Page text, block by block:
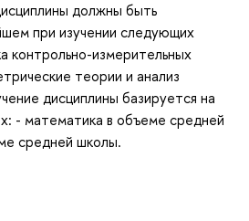
должны быть
при изучении следующих
контрольно-измерительных
теории и анализ
дисциплины базируется на
- математика в объеме средней
средней школы.